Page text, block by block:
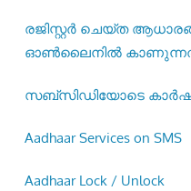
രജിസ്റ്റര്‍ ചെയ്ത
ഓണ്‍ലൈനില്‍
സബ്സിഡിയോടെ
Aadhaar Services on SMS
Aadhaar Lock / Unlock